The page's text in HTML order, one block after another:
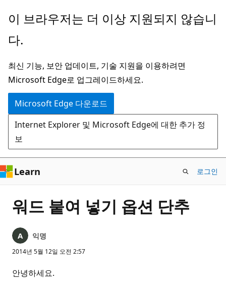
주
콘
츠
로
건
너
뛰
기
이 브라우저는 더 이상 지원되지 않습니
다.
최신 기능, 보안 업데이트, 기술 지원을 이용하려면
Microsoft Edge로 업그레이드하세요.
Microsoft Edge 다운로드
Internet Explorer 및 Microsoft Edge에 대한 추가 정
보
Learn 로그인
워드 붙여 넣기 옵션 단추
익명
2014년 5월 12일 오전 2:57
안녕하세요.